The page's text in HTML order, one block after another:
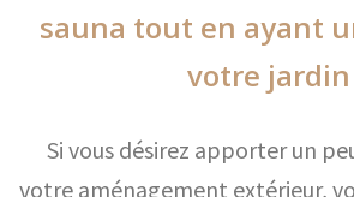
sauna tout en ayant
votre jardin
Si vous désirez apporter un
votre aménagement extérieur,